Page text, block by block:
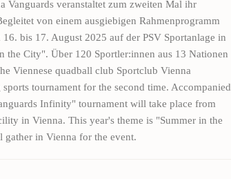
Vanguards veranstaltet zum zweiten Mal ihr
von einem ausgiebigen Rahmenprogramm
bis 17. August 2025 auf der PSV Sportanlage in
the City". Über 120 Sportler:innen aus 13 Nationen
Viennese quadball club Sportclub Vienna
tournament for the second time. Accompanied
Infinity" tournament will take place from
in Vienna. This year's theme is "Summer in the
in Vienna for the event.